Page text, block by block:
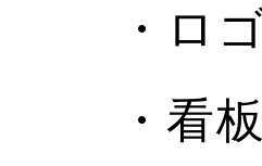
・ロ
・看